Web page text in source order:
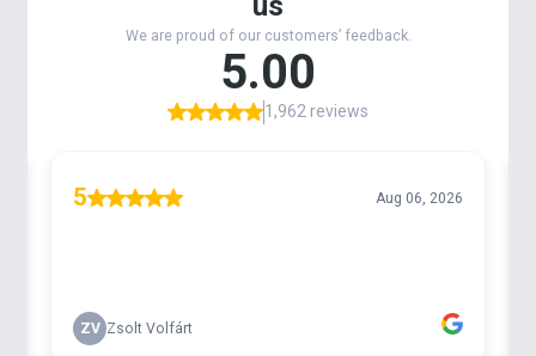
dobótechnikával és végszerelékkel – akár 200
méteres távolságot is meg lehet dobni.
BLACK EDITION Kaiwo LR 300 horgászbot
legfontosabb műszaki paramérei:
Gyűrűk száma: 6
Gyűrűk típusa: Titanium SiC Guides
Szállítási hossz: 155 cm